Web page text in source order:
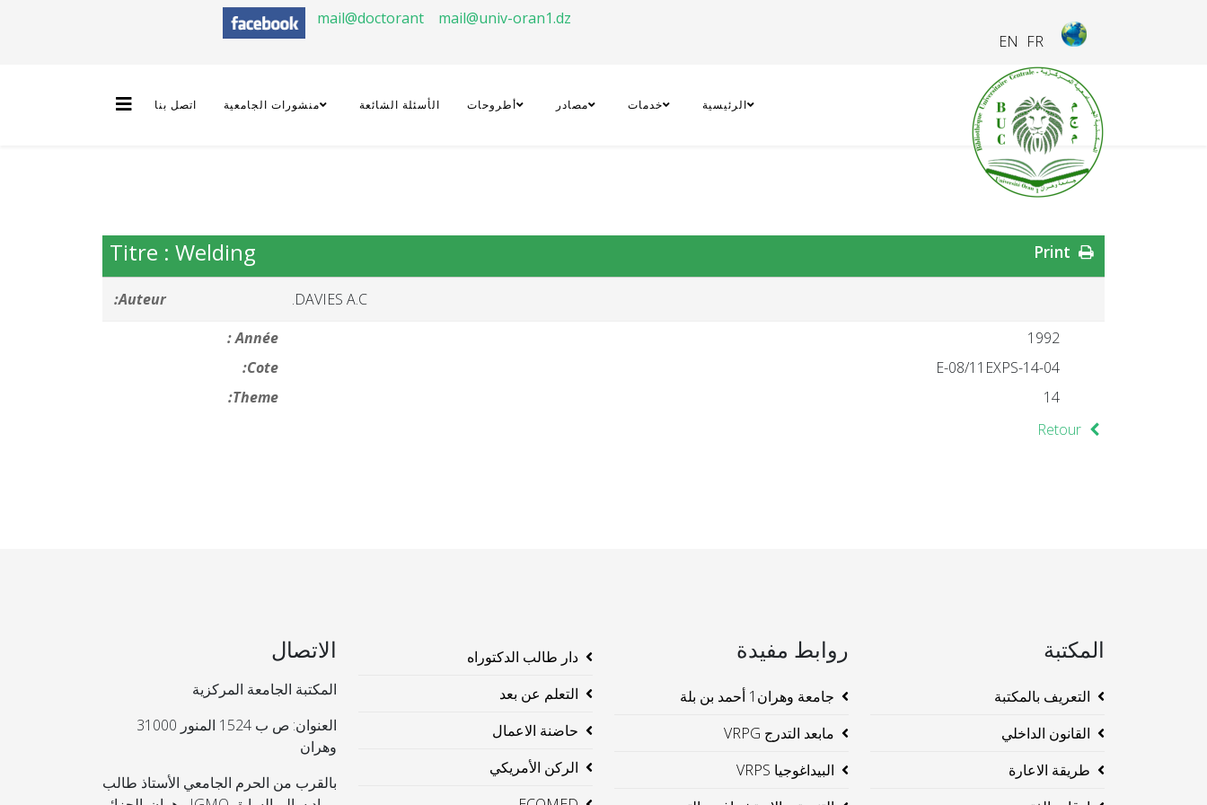
FR
EN
mail@doctorant mail@univ-oran1.dz
الرئيسية خدمات مصادر أطروحات الأسئلة الشائعة منشورات الجامعية اتصل بنا
Titre : Welding
Auteur:
DAVIES A.C.
Année :
1992
Cote:
14-04-E-08/11EXPS
Theme:
14
Retour
المكتبة
التعريف بالمكتبة
القانون الداخلي
طريقة الاعارة
روابط مفيدة
جامعة وهران1 أحمد بن بلة
مابعد التدرج VRPG
البيداغوجيا VRPS
دار طالب الدكتوراه
التعلم عن بعد
حاضنة الاعمال
الركن الأمريكي
الاتصال
المكتبة الجامعة المركزية
العنوان: ص ب 1524 المنور 31000
وهران
بالقرب من الحرم الجامعي الأستاذ طالب